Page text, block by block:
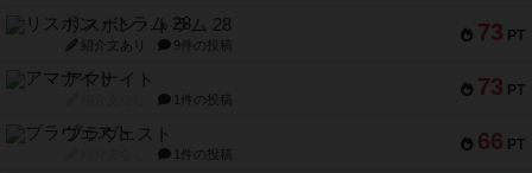
73 PT
リスボン・トラム 28
紹介文あり 9件の投稿
73 PT
アマナイト
1件の投稿
66 PT
ブラヴェスト
1件の投稿